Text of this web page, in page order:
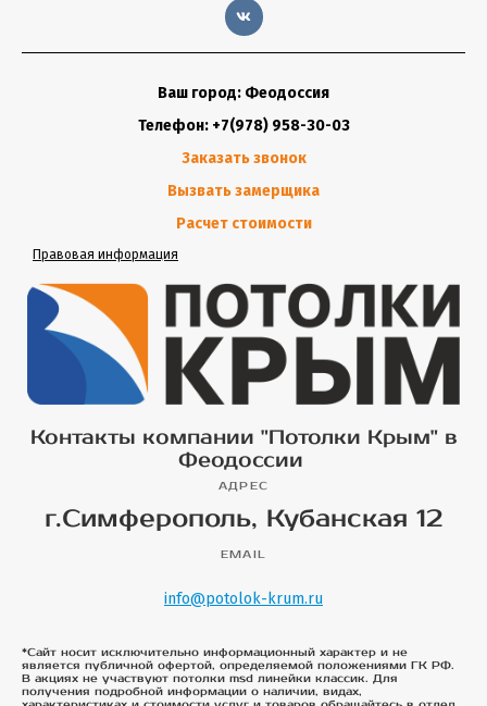
Ваш город: Феодоссия
Телефон: +7(978) 958-30-03
Заказать звонок
Вызвать замерщика
Расчет стоимости
Правовая информация
Контакты компании "Потолки Крым" в
Феодоссии
АДРЕС
г.Симферополь, Кубанская 12
EMAIL
info@potolok-krum.ru
*Сайт носит исключительно информационный характер и не
является публичной офертой, определяемой положениями ГК РФ.
В акциях не участвуют потолки msd линейки классик. Для
получения подробной информации о наличии, видах,